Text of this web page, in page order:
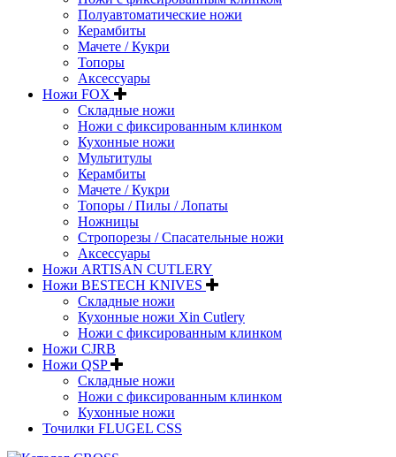
Полуавтоматические ножи
Керамбиты
Мачете / Кукри
Топоры
Аксессуары
Ножи FOX
Складные ножи
Ножи с фиксированным клинком
Кухонные ножи
Мультитулы
Керамбиты
Мачете / Кукри
Топоры / Пилы / Лопаты
Ножницы
Стропорезы / Спасательные ножи
Аксессуары
Ножи ARTISAN CUTLERY
Ножи BESTECH KNIVES
Складные ножи
Кухонные ножи Xin Cutlery
Ножи с фиксированным клинком
Ножи CJRB
Ножи QSP
Складные ножи
Ножи с фиксированным клинком
Кухонные ножи
Точилки FLUGEL CSS